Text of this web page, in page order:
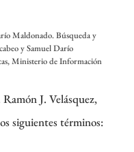
Maldonado. Búsqueda y
y Samuel Darío
Ministerio de Información
J. Velásquez,
siguientes términos: